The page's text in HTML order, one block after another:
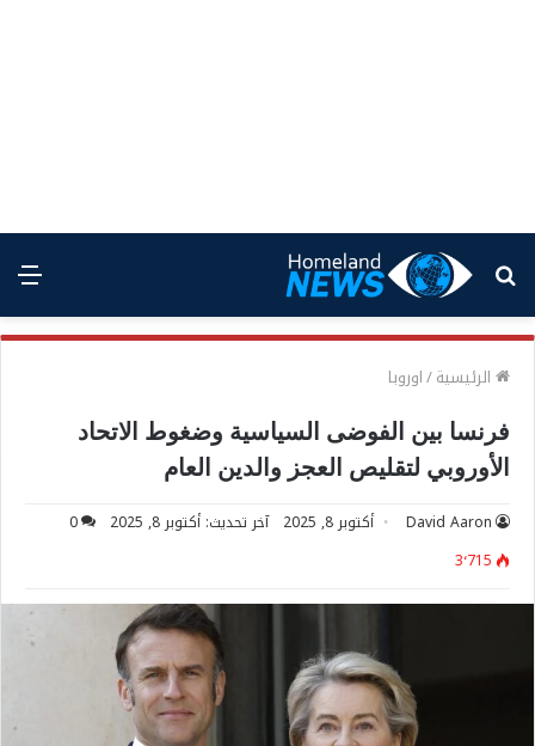
بحث
عن
الرئيسية/اوروبا
فرنسا بين الفوضى السياسية وضغوط الاتحاد
الأوروبي لتقليص العجز والدين العام
David Aaron أكتوبر 8, 2025 آخر تحديث: أكتوبر 8, 2025
0
3٬715